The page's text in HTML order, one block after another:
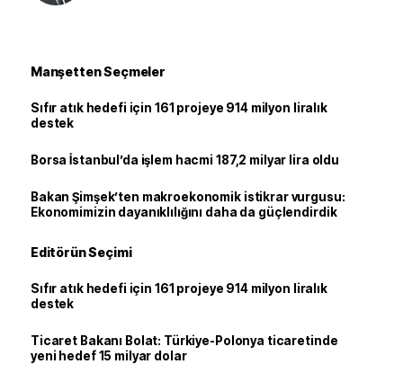
Manşetten Seçmeler
Sıfır atık hedefi için 161 projeye 914 milyon liralık
destek
Borsa İstanbul’da işlem hacmi 187,2 milyar lira oldu
Bakan Şimşek’ten makroekonomik istikrar vurgusu:
Ekonomimizin dayanıklılığını daha da güçlendirdik
Editörün Seçimi
Sıfır atık hedefi için 161 projeye 914 milyon liralık
destek
Ticaret Bakanı Bolat: Türkiye-Polonya ticaretinde
yeni hedef 15 milyar dolar